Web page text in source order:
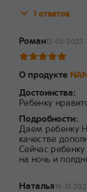
1 ответов
Роман12-05-2023
О продукте
Достоинства:
Ребенку
Подробности:
Даем ребенку
качестве
Сейчас
на ночь и
Наталья19-10-